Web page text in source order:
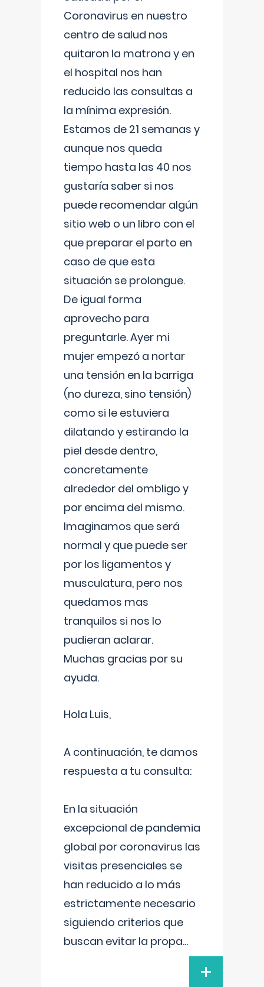
Coronavirus en nuestro
centro de salud nos
quitaron la matrona y en
el hospital nos han
reducido las consultas a
la mínima expresión.
Estamos de 21 semanas y
aunque nos queda
tiempo hasta las 40 nos
gustaría saber si nos
puede recomendar algún
sitio web o un libro con el
que preparar el parto en
caso de que esta
situación se prolongue.
De igual forma
aprovecho para
preguntarle. Ayer mi
mujer empezó a nortar
una tensión en la barriga
(no dureza, sino tensión)
como si le estuviera
dilatando y estirando la
piel desde dentro,
concretamente
alrededor del ombligo y
por encima del mismo.
Imaginamos que será
normal y que puede ser
por los ligamentos y
musculatura, pero nos
quedamos mas
tranquilos si nos lo
pudieran aclarar.
Muchas gracias por su
ayuda.
Hola Luis,
A continuación, te damos
respuesta a tu consulta:
En la situación
excepcional de pandemia
global por coronavirus las
visitas presenciales se
han reducido a lo más
estrictamente necesario
siguiendo criterios que
buscan evitar la propa...
+